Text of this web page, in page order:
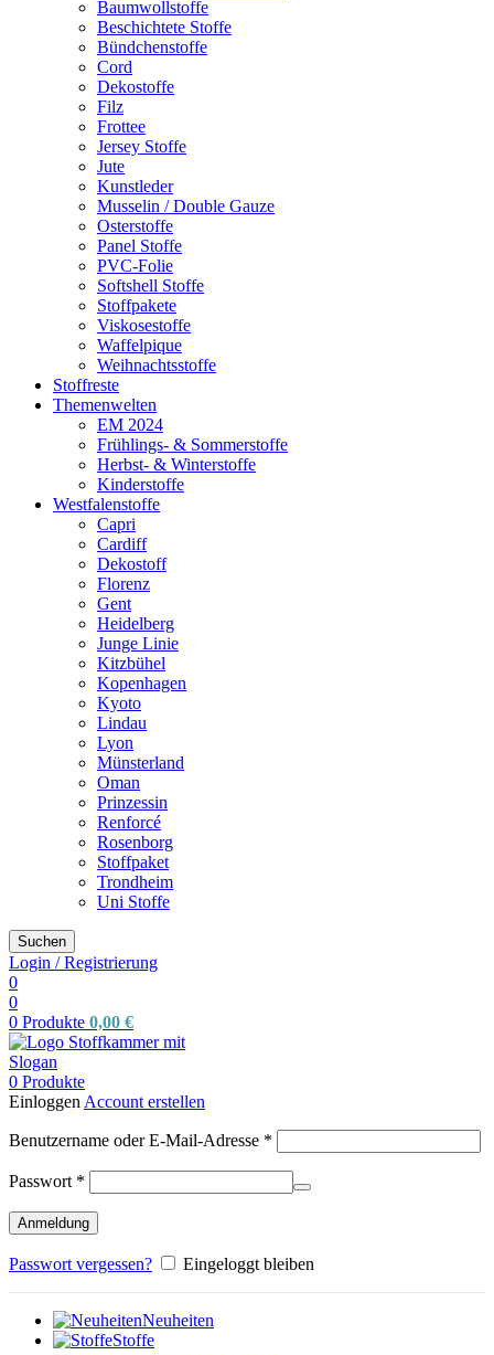
Baumwollstoffe
Beschichtete Stoffe
Bündchenstoffe
Cord
Dekostoffe
Filz
Frottee
Jersey Stoffe
Jute
Kunstleder
Musselin / Double Gauze
Osterstoffe
Panel Stoffe
PVC-Folie
Softshell Stoffe
Stoffpakete
Viskosestoffe
Waffelpique
Weihnachtsstoffe
Stoffreste
Themenwelten
EM 2024
Frühlings- & Sommerstoffe
Herbst- & Winterstoffe
Kinderstoffe
Westfalenstoffe
Capri
Cardiff
Dekostoff
Florenz
Gent
Heidelberg
Junge Linie
Kitzbühel
Kopenhagen
Kyoto
Lindau
Lyon
Münsterland
Oman
Prinzessin
Renforcé
Rosenborg
Stoffpaket
Trondheim
Uni Stoffe
Suchen
Login / Registrierung
0
0
0 Produkte 0,00 €
0 Produkte
Einloggen Account erstellen
Benutzername oder E-Mail-Adresse *
Passwort *
Anmeldung
Passwort vergessen? Eingeloggt bleiben
Neuheiten
Stoffe